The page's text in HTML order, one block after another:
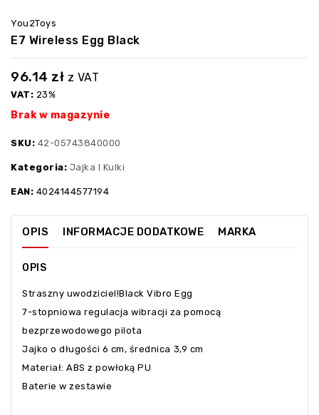
You2Toys
E7 Wireless Egg Black
96.14 zł z VAT
VAT: 23%
Brak w magazynie
SKU: 42-05743840000
Kategoria: Jajka I Kulki
EAN: 4024144577194
OPIS INFORMACJE DODATKOWE MARKA
OPIS
Straszny uwodziciel!Black Vibro Egg
7-stopniowa regulacja wibracji za pomocą
bezprzewodowego pilota
Jajko o długości 6 cm, średnica 3,9 cm
Materiał: ABS z powłoką PU
Baterie w zestawie